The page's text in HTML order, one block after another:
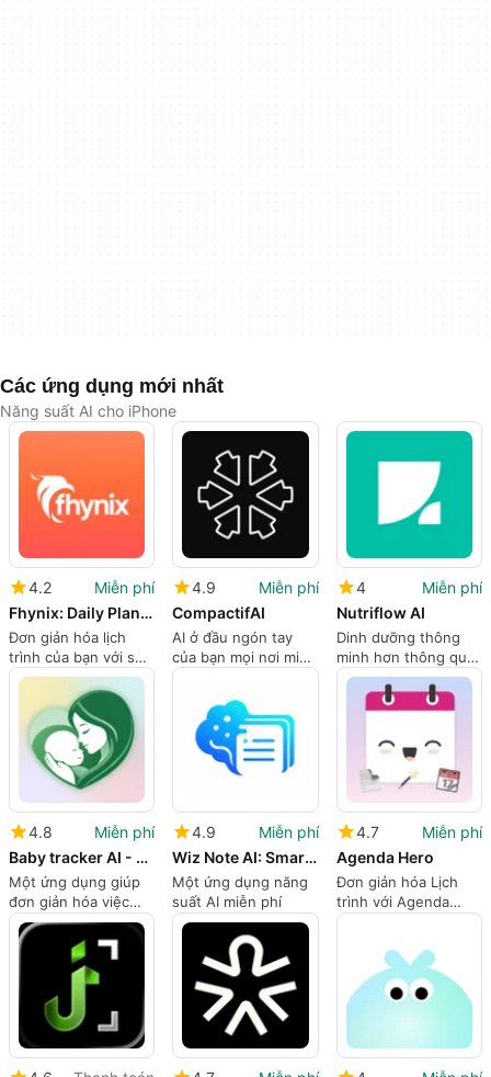
Các ứng dụng mới nhất
Năng suất AI cho iPhone
4.2
Miễn phí
Fhynix: Daily Planner & To-Do
Đơn giản hóa lịch
trình của bạn với sức
mạnh của AI
4.9
Miễn phí
CompactifAI
AI ở đầu ngón tay
của bạn mọi nơi miễn
phí
4
Miễn phí
Nutriflow AI
Dinh dưỡng thông
minh hơn thông qua
việc theo dõi thông
minh
4.8
Miễn phí
Baby tracker AI - MyBaby
Một ứng dụng giúp
đơn giản hóa việc
chăm sóc em bé
hàng ngày
4.9
Miễn phí
Wiz Note AI: Smart Notes
Một ứng dụng năng
suất AI miễn phí
4.7
Miễn phí
Agenda Hero
Đơn giản hóa Lịch
trình với Agenda
Hero